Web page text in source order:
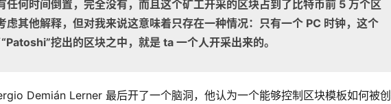
任何时间倒置，完全没有，而且这个矿工开采的区块占到了比特币前 5 万个区
其他解释，但对我来说这意味着只存在一种情况： 只有一个 PC 时钟，这个
挖出的区块之中，就是 ta 一个人开采出来的。
Demián Lerner 最后开了一个脑洞，他认为一个能够控制区块模板如何被